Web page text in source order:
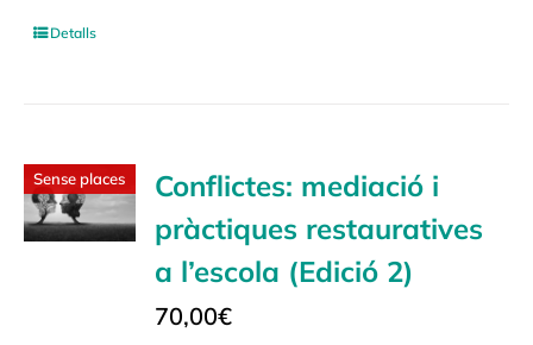
Detalls
Sense places
Conflictes: mediació i
pràctiques restauratives
a l’escola (Edició 2)
70,00€